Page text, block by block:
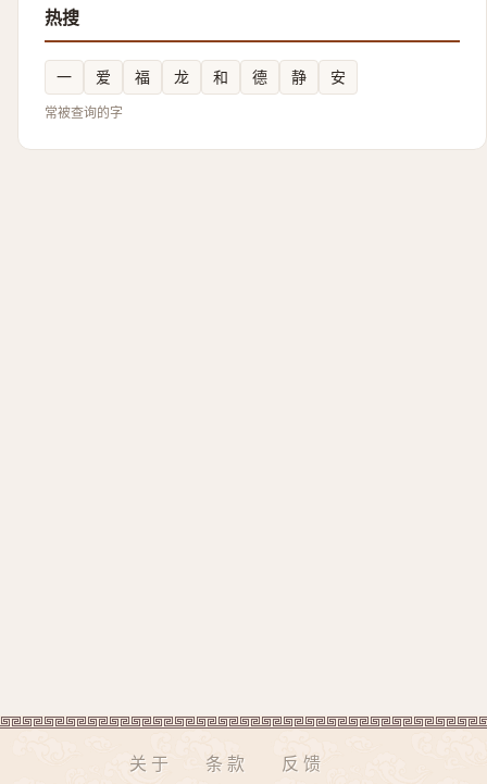
热搜
一 爱 福 龙 和 德 静 安
常被查询的字
关于 条款 反馈